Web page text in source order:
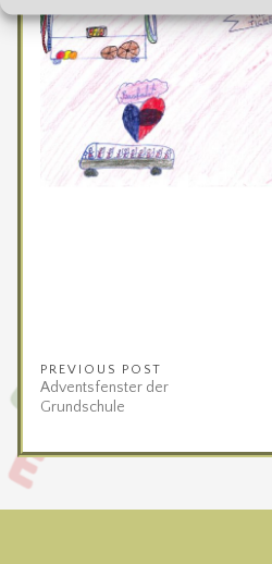
PREVIOUS POST
Adventsfenster der
Grundschule